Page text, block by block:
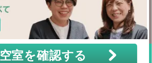
室を確認する